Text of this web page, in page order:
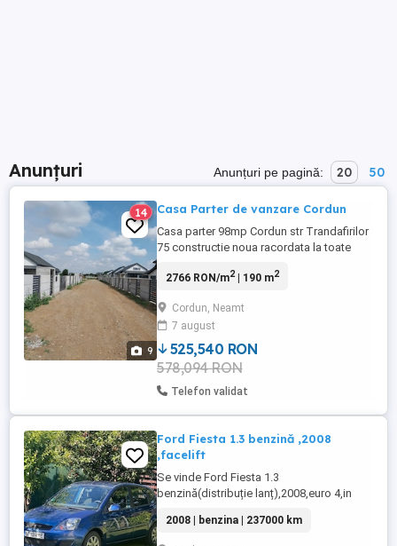
Anunțuri Anunțuri pe pagină: 20 50
9
14 Casa Parter de vanzare Cordun
Casa parter 98mp Cordun str Trandafirilor
75 constructie noua racordata la toate
Pret 100000E .
2766 RON/m2| 190 m2
Cordun, Neamt
7 august
525,540 RON
578,094 RON
Telefon validat
Ford Fiesta 1.3 benzină ,2008
,facelift
Se vinde Ford Fiesta 1.3
benzină(distribuție lanț),2008,euro 4,in
noi,parbriz încălzit(funcțional),AC
(necesita freon),2 geamuri electrice
2008 | benzina | 237000 km